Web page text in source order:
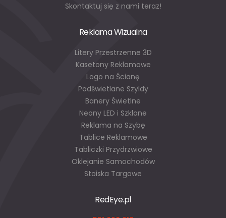
Skontaktuj się z nami teraz!
Reklama Wizualna
Litery Przestrzenne 3D
Kasetony Reklamowe
Logo na Ścianę
Podświetlane Szyldy
Banery Świetlne
Neony LED i Szklane
Reklama na Szybę
Tablice Reklamowe
Tabliczki Przydrzwiowe
Oklejanie Samochodów
Stoiska Targowe
RedEye.pl